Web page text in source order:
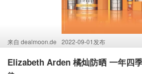
来自 dealmoon.de 2022-09-01发布
Elizabeth Arden 橘灿防晒 一年四